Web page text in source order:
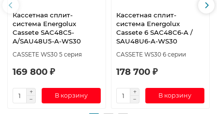
Кассетная сплит-
система Energolux
Cassete SAC48C5-
A/SAU48U5-A-WS30
CASSETE WS30 5 серия
169 800 ₽
В корзину
Кассетная сплит-
система Energolux
Cassete 6 SAC48C6-A /
SAU48U6-A-WS30
CASSETE WS30 6 серии
178 700 ₽
В корзину